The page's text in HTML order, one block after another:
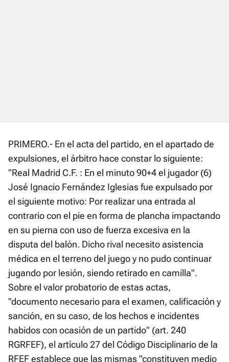
PRIMERO.- En el acta del partido, en el apartado de
expulsiones, el árbitro hace constar lo siguiente:
"Real Madrid C.F. : En el minuto 90+4 el jugador (6)
José Ignacio Fernández Iglesias fue expulsado por
el siguiente motivo: Por realizar una entrada al
contrario con el pie en forma de plancha impactando
en su pierna con uso de fuerza excesiva en la
disputa del balón. Dicho rival necesito asistencia
médica en el terreno del juego y no pudo continuar
jugando por lesión, siendo retirado en camilla".
Sobre el valor probatorio de estas actas,
"documento necesario para el examen, calificación y
sanción, en su caso, de los hechos e incidentes
habidos con ocasión de un partido" (art. 240
RGRFEF), el artículo 27 del Código Disciplinario de la
RFEF establece que las mismas "constituyen medio